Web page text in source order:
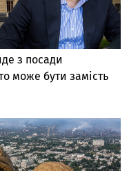
з посади
може бути замість